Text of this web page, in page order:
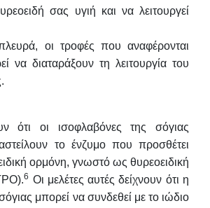
σας υγιή και να λειτουργεί
οι τροφές που αναφέρονται
να διαταράξουν τη λειτουργία του
ότι οι ισοφλαβόνες της σόγιας
το ένζυμο που προσθέτει
ορμόνη, γνωστό ως θυρεοειδική
6 Οι μελέτες αυτές δείχνουν ότι η
μπορεί να συνδεθεί με το ιώδιο